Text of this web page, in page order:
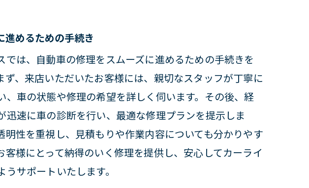
の丁寧なサービス
プ
進めるための手続き
では、自動車の修理をスムーズに進めるための手続きを
ず、来店いただいたお客様には、親切なスタッフが丁寧に
、車の状態や修理の希望を詳しく伺います。その後、経
迅速に車の診断を行い、最適な修理プランを提示しま
明性を重視し、見積もりや作業内容についても分かりやす
客様にとって納得のいく修理を提供し、安心してカーライ
サポートいたします。